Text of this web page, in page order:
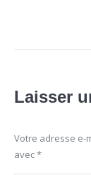
Laisser
Votre adresse e-
avec*